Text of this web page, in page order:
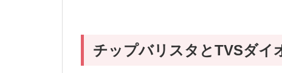
チップバリスタとTVSダイ